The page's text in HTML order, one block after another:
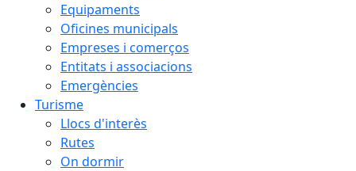
Equipaments
Oficines municipals
Empreses i comerços
Entitats i associacions
Emergències
Turisme
Llocs d'interès
Rutes
On dormir